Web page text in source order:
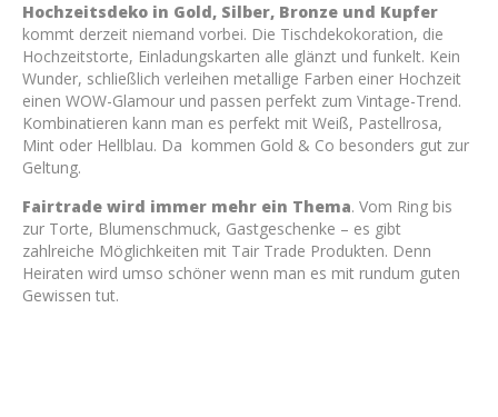
Hochzeitsdeko in Gold, Silber, Bronze und Kupfer
kommt derzeit niemand vorbei. Die Tischdekokoration, die
Hochzeitstorte, Einladungskarten alle glänzt und funkelt. Kein
Wunder, schließlich verleihen metallige Farben einer Hochzeit
einen WOW-Glamour und passen perfekt zum Vintage-Trend.
Kombinatieren kann man es perfekt mit Weiß, Pastellrosa,
Mint oder Hellblau. Da kommen Gold & Co besonders gut zur
Geltung.
Fairtrade wird immer mehr ein Thema. Vom Ring bis
zur Torte, Blumenschmuck, Gastgeschenke – es gibt
zahlreiche Möglichkeiten mit Tair Trade Produkten. Denn
Heiraten wird umso schöner wenn man es mit rundum guten
Gewissen tut.